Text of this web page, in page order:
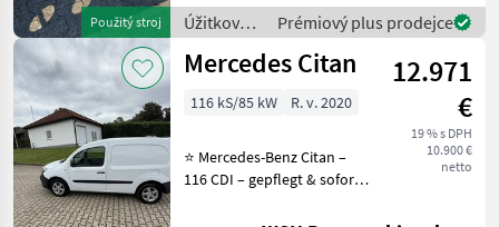
Použitý stroj
Úžitkové
vozidlá /
Sonstige
Prémiový plus prodejce
Mercedes Citan
12.971
€
19 % s DPH
10.900 €
netto
116 kS/85 kW R. v. 2020
⭐ Mercedes-Benz Citan –
116 CDI – gepflegt & sofort